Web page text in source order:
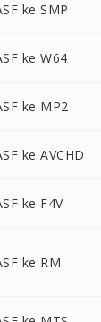
ke SMP
ke W64
ke MP2
ke AVCHD
ke F4V
ke RM